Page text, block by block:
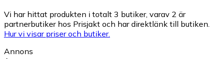
Vi har hittat produkten i totalt 3 butiker, varav 2 är
partnerbutiker hos Prisjakt och har direktlänk till butiken.
Hur vi visar priser och butiker.
Annons